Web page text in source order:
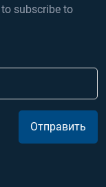
subscribe to
Отправить